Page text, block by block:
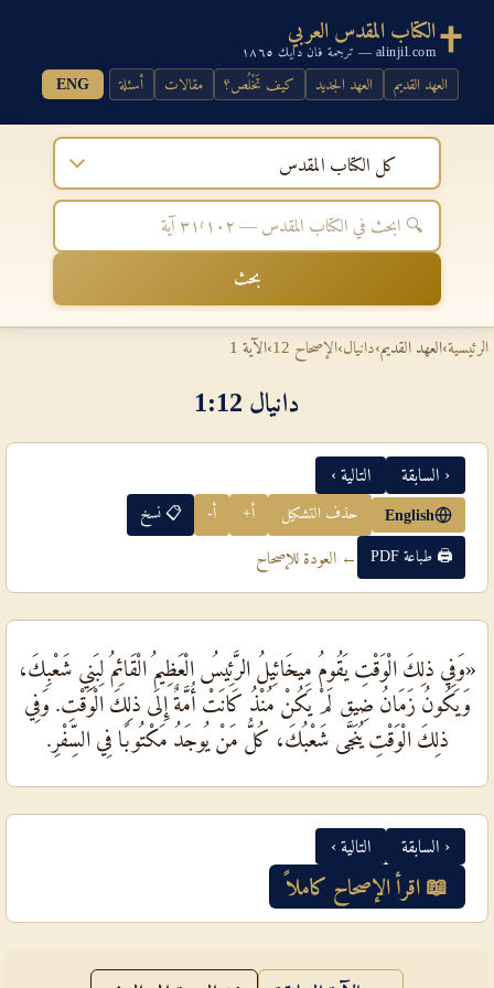
الكتاب المقدس العربي
alinjil.com — ترجمة فان دايك ١٨٦٥
العهد القديم العهد الجديد كيف تَخْلُص؟ مقالات أسئلة ENG
كل الكتاب المقدس
بحث
الرئيسية›العهد القديم›دانيال›الإصحاح 12 ›الآية 1
دانيال 12‏:‏1
‹ السابقة التالية ›
English حذف التشكيل أ+ أ- 📋 نسخ
🖨 طباعة PDF ← العودة للإصحاح
«وَفِي ذلِكَ الْوَقْتِ يَقُومُ مِيخَائِيلُ الرَّئِيسُ الْعَظِيمُ الْقَائِمُ لِبَنِي شَعْبِكَ،
وَيَكُونُ زَمَانُ ضِيق لَمْ يَكُنْ مُنْذُ كَانَتْ أُمَّةٌ إِلَى ذلِكَ الْوَقْتِ. وَفِي
ذلِكَ الْوَقْتِ يُنَجَّى شَعْبُكَ، كُلُّ مَنْ يُوجَدُ مَكْتُوبًا فِي السِّفْرِ.
‹ السابقة التالية ›
📖 اقرأ الإصحاح كاملاً